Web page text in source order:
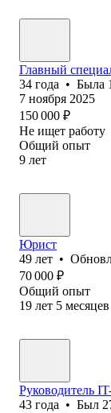
Главный
34 года • Была
7 ноября 2025
150 000 ₽
Не ищет работу
Общий опыт
9 лет
Юрист
49 лет •
70 000 ₽
Общий опыт
19 лет 5 месяцев
Руководитель
43 года • Был